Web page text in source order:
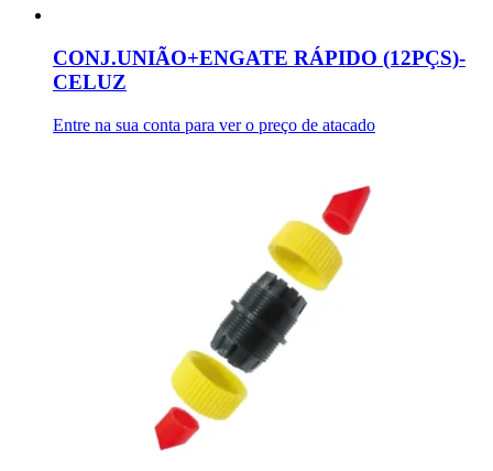
CONJ.UNIÃO+ENGATE RÁPIDO (12PÇS)-
CELUZ
Entre na sua conta para ver o preço de atacado